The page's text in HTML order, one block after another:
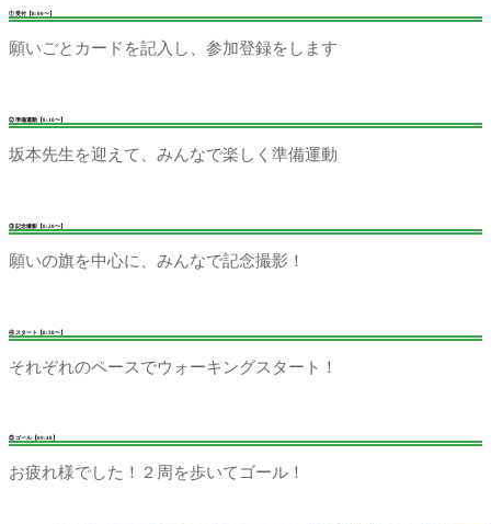
① 受付【8:00〜】
願いごとカードを記入し、参加登録をします
② 準備運動【8:10〜】
坂本先生を迎えて、みんなで楽しく準備運動
③ 記念撮影【8:20〜】
願いの旗を中心に、みんなで記念撮影！
④ スタート【8:30〜】
それぞれのペースでウォーキングスタート！
⑤ ゴール【09:40】
お疲れ様でした！２周を歩いてゴール！